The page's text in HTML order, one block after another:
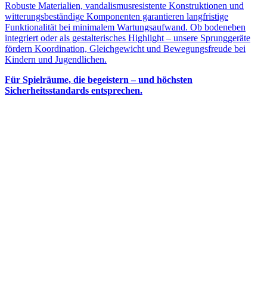
Robuste Materialien, vandalismusresistente Konstruktionen und
witterungsbeständige Komponenten garantieren langfristige
Funktionalität bei minimalem Wartungsaufwand. Ob bodeneben
integriert oder als gestalterisches Highlight – unsere Sprunggeräte
fördern Koordination, Gleichgewicht und Bewegungsfreude bei
Kindern und Jugendlichen.
Für Spielräume, die begeistern – und höchsten
Sicherheitsstandards entsprechen.